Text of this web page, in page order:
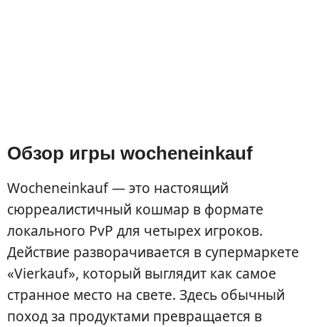
Обзор игры wocheneinkauf
Wocheneinkauf — это настоящий
сюрреалистичный кошмар в формате
локального PvP для четырех игроков.
Действие разворачивается в супермаркете
«Vierkauf», который выглядит как самое
странное место на свете. Здесь обычный
поход за продуктами превращается в